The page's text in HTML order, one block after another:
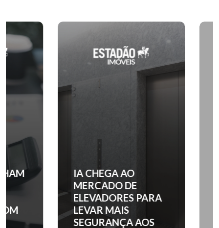
IA CHEGA AO
MERCADO DE
ELEVADORES PARA
LEVAR MAIS
SEGURANÇA AOS